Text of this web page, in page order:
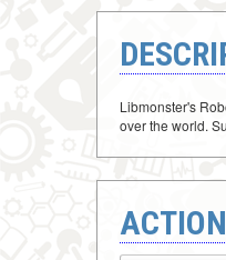
Libmonster's
over the world.